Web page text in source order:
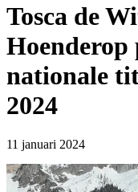
Tosca de
Hoenderop
nationale
2024
11 januari 2024